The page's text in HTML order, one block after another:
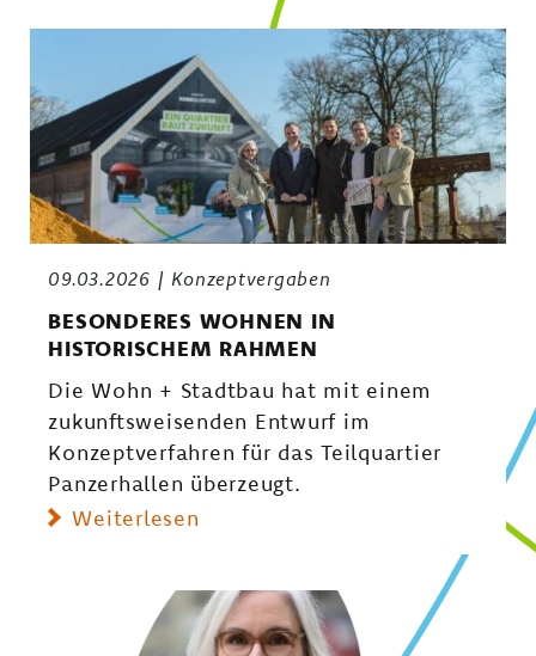
09.03.2026 Konzeptvergaben
BESONDERES WOHNEN IN
HISTORISCHEM RAHMEN
Die Wohn + Stadtbau hat mit einem
zukunftsweisenden Entwurf im
Konzeptverfahren für das Teilquartier
Panzerhallen überzeugt.
Weiterlesen